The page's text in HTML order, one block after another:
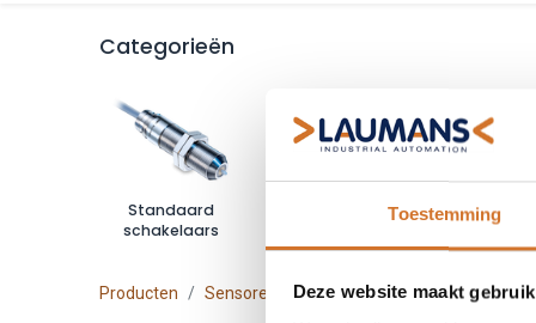
Toestemming
Deze website maakt
Categorieën
Standaard
schakelaars
Voor laterale
Met
Producten Sensoren Object detectie